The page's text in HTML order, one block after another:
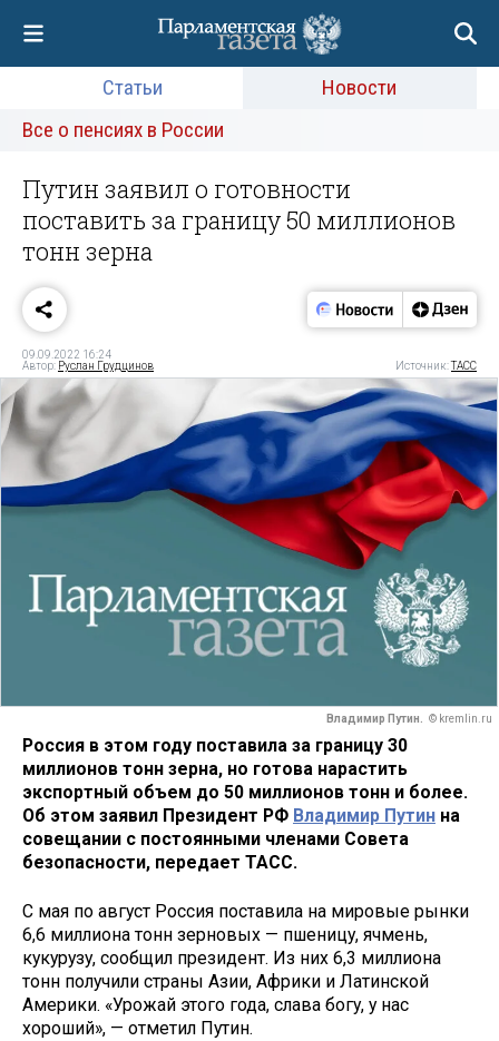
Статьи
Новости
Все о пенсиях в России
Путин заявил о готовности
поставить за границу 50 миллионов
тонн зерна
09.09.2022 16:24
Автор: Руслан Грудцинов Источник:ТАСС
Владимир Путин. © kremlin.ru
Россия в этом году поставила за границу 30
миллионов тонн зерна, но готова нарастить
экспортный объем до 50 миллионов тонн и более.
Об этом заявил Президент РФ Владимир Путин на
совещании с постоянными членами Совета
безопасности, передает ТАСС.
С мая по август Россия поставила на мировые рынки
6,6 миллиона тонн зерновых — пшеницу, ячмень,
кукурузу, сообщил президент. Из них 6,3 миллиона
тонн получили страны Азии, Африки и Латинской
Америки. «Урожай этого года, слава богу, у нас
хороший», — отметил Путин.